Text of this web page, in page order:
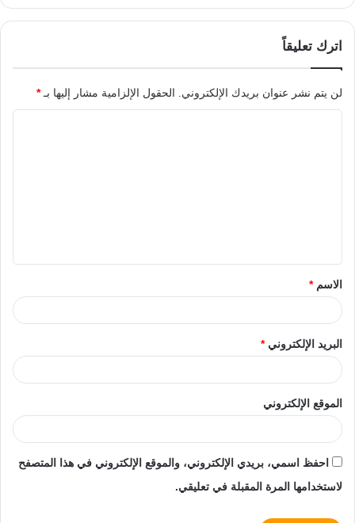
اترك تعليقاً
لن يتم نشر عنوان بريدك الإلكتروني. الحقول الإلزامية مشار إليها بـ*
الاسم*
البريد الإلكتروني*
الموقع الإلكتروني
احفظ اسمي، بريدي الإلكتروني، والموقع الإلكتروني في هذا المتصفح
لاستخدامها المرة المقبلة في تعليقي.